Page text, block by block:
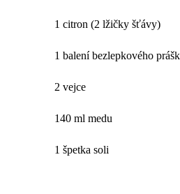
1 citron (2 lžičky šťávy)
1 balení bezlepkového
2 vejce
140 ml medu
1 špetka soli